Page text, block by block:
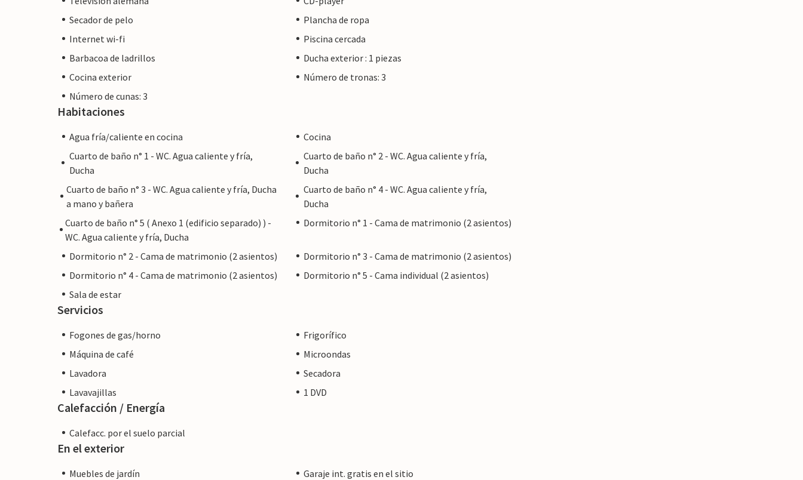
Sant Jordi con su puerto deportivo, a sólo 11 km. El paseo marítimo y muchas pequeñas
playas de arena invitan a pasear y disfrutar. Sin duda podrá hacerlo en su villa, ya que la
carretera está tan alejada que el ruido del tráfico sólo se oye cuando el viento sopla desde
una dirección determinada. Las mejores condiciones para relajarse.
Villa S'Hort den Felip le ofrece un verdadero paraíso campestre. El pueblo de Ses Salines
está a sólo 5 km y puede satisfacer todos sus deseos vacacionales. Y eso no es todo: el
arena está a sólo 11 km. La legendaria ciudad de postal de ES Trenc está justo debajo. Las
numerosas playas naturales de la costa este también son de fácil acceso.
No se permiten fiestas en este alojamiento.
Nota: Esta propiedad está gestionada por un propietario privado, no por una empresa o
un comerciante. Esto significa que la ley del consumidor de la UE puede no aplicarse. Sin
embargo, puede estar seguro de que le proporcionaremos el mismo nivel de servicio al
cliente y su estancia no será diferente a reservar alojamiento con un propietario
profesional.
Secador de pelo
Plancha de ropa
Internet wi-fi
Piscina cercada
Barbacoa de ladrillos
Ducha exterior : 1 piezas
Cocina exterior
Número de tronas: 3
Número de cunas: 3
Habitaciones
Agua fría/caliente en cocina
Cocina
Cuarto de baño n° 1 - WC. Agua caliente y fría,
Ducha
Cuarto de baño n° 2 - WC. Agua caliente y fría,
Ducha
Cuarto de baño n° 3 - WC. Agua caliente y fría, Ducha
a mano y bañera
Cuarto de baño n° 4 - WC. Agua caliente y fría,
Ducha
Cuarto de baño n° 5 ( Anexo 1 (edificio separado) ) -
WC. Agua caliente y fría, Ducha
Dormitorio n° 1 - Cama de matrimonio (2 asientos)
Dormitorio n° 2 - Cama de matrimonio (2 asientos)
Dormitorio n° 3 - Cama de matrimonio (2 asientos)
Dormitorio n° 4 - Cama de matrimonio (2 asientos)
Dormitorio n° 5 - Cama individual (2 asientos)
Sala de estar
Servicios
Fogones de gas/horno
Frigorífico
Máquina de café
Microondas
Lavadora
Secadora
Lavavajillas
1 DVD
Calefacción / Energía
Calefacc. por el suelo parcial
En el exterior
Muebles de jardín
Garaje int. gratis en el sitio